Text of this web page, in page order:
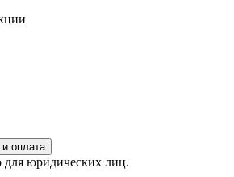
оплата
для юридических лиц.